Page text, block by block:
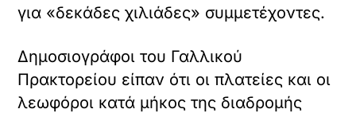
για «δεκάδες χιλιάδες» συμμετέχοντες.
Δημοσιογράφοι του Γαλλικού
Πρακτορείου είπαν ότι οι πλατείες και οι
λεωφόροι κατά μήκος της διαδρομής